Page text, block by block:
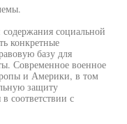
социальной
конкретные
базу для
Современное военное
и Америки, в том
защиту
соответствии с